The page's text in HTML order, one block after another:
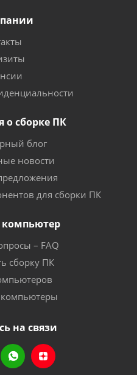
сборке ПК
блог
новости
для сборки ПК
компьютер
– FAQ
сборку ПК
компьютеры
на связи